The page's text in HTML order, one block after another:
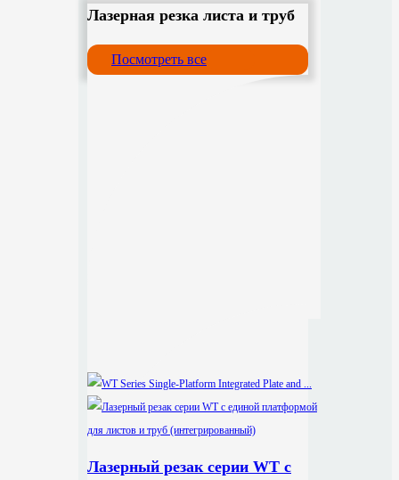
Лазерная резка листа и труб
Посмотреть все
Лазерный резак серии WT с